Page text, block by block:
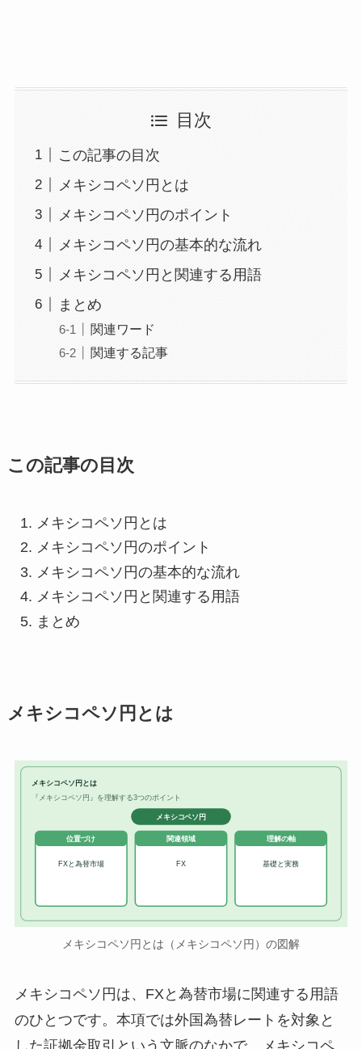
目次
この記事の目次
メキシコペソ円とは
メキシコペソ円のポイント
メキシコペソ円の基本的な流れ
メキシコペソ円と関連する用語
まとめ
関連ワード
関連する記事
この記事の目次
メキシコペソ円とは
メキシコペソ円のポイント
メキシコペソ円の基本的な流れ
メキシコペソ円と関連する用語
まとめ
メキシコペソ円とは
メキシコペソ円とは
『メキシコペソ円』を理解する3つのポイント
メキシコペソ円
位置づけ
FXと為替市場
関連領域
FX
理解の軸
基礎と実務
メキシコペソ円とは（メキシコペソ円）の図解
メキシコペソ円は、FXと為替市場に関連する用語
のひとつです。本項では外国為替レートを対象と
した証拠金取引という文脈のなかで、メキシコペ